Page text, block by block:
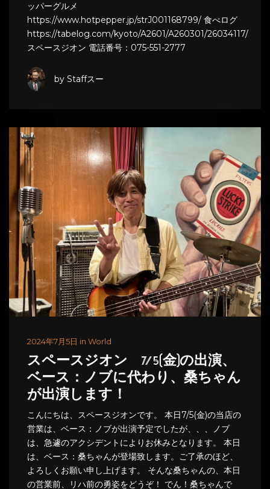
ッパーグルメ
https://www.hotpepper.jp/strJ001168799/ 食べログ
https://tabelog.com/kyoto/A2601/A260301/26034117/
スペースジオン 電話番号：075-551-2777
by Staffスー
2024年7月5日 in World
スペースジオン 7/5(金)の出演、
ベース：ノブに代わり、桑ちゃん
が出演します！
こんにちは、スペースジオンです。 本日7/5(金)の当店の
営業は、ベース：ノブが出演予定でしたが、、、ノブ
は、急遽のアクシデントによりお休みとなります。 本日
は、ベース：桑ちゃんが登場致します。ご了承のほど、
よろしくお願い申し上げます。 そんな桑ちゃんの、本日
の営業前、リハ前の勇姿をどうぞ！ でん！桑ちゃんで